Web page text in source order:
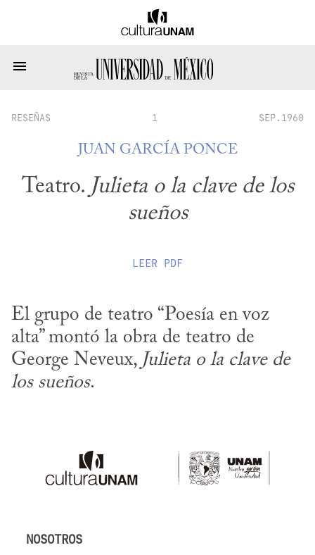
RESEÑAS 1 SEP.1960
JUAN GARCÍA PONCE
Teatro. Julieta o la clave de los
sueños
LEER PDF
El grupo de teatro “Poesía en voz
alta” montó la obra de teatro de
George Neveux, Julieta o la clave de
los sueños.
NOSOTROS